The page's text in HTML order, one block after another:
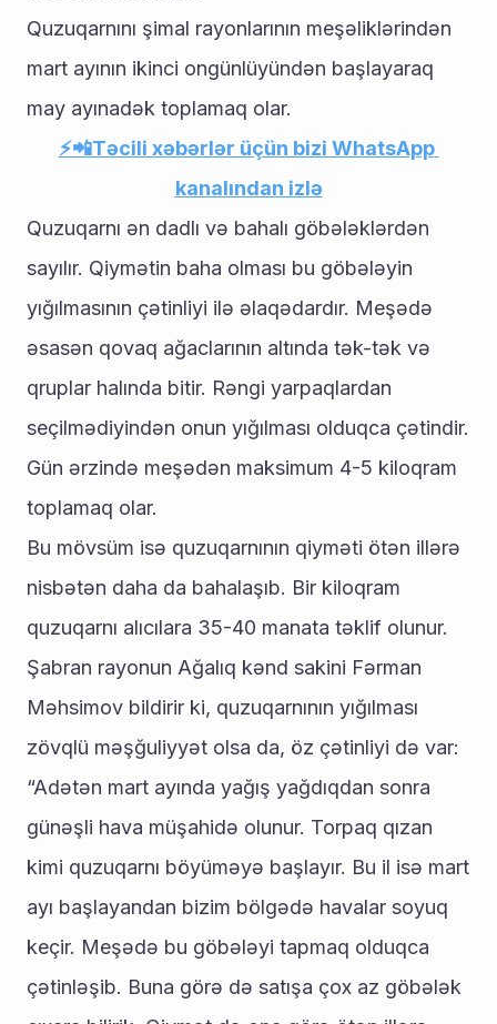
Quzuqarnını şimal rayonlarının meşəliklərindən
mart ayının ikinci ongünlüyündən başlayaraq
may ayınadək toplamaq olar.
⚡️📲Təcili xəbərlər üçün bizi WhatsApp
kanalından izlə
Quzuqarnı ən dadlı və bahalı göbələklərdən
sayılır. Qiymətin baha olması bu göbələyin
yığılmasının çətinliyi ilə əlaqədardır. Meşədə
əsasən qovaq ağaclarının altında tək-tək və
qruplar halında bitir. Rəngi yarpaqlardan
seçilmədiyindən onun yığılması olduqca çətindir.
Gün ərzində meşədən maksimum 4-5 kiloqram
toplamaq olar.
Bu mövsüm isə quzuqarnının qiyməti ötən illərə
nisbətən daha da bahalaşıb. Bir kiloqram
quzuqarnı alıcılara 35-40 manata təklif olunur.
Şabran rayonun Ağalıq kənd sakini Fərman
Məhsimov bildirir ki, quzuqarnının yığılması
zövqlü məşğuliyyət olsa da, öz çətinliyi də var:
“Adətən mart ayında yağış yağdıqdan sonra
günəşli hava müşahidə olunur. Torpaq qızan
kimi quzuqarnı böyüməyə başlayır. Bu il isə mart
ayı başlayandan bizim bölgədə havalar soyuq
keçir. Meşədə bu göbələyi tapmaq olduqca
çətinləşib. Buna görə də satışa çox az göbələk